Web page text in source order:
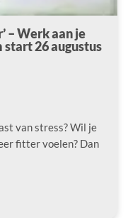
– Werk aan je
26 augustus
van stress? Wil je
fitter voelen? Dan